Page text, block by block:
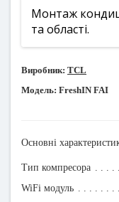
Монтаж
та області.
Виробник: TCL
Модель: FreshIN FAI
Основні
Тип компресора
WiFi модуль